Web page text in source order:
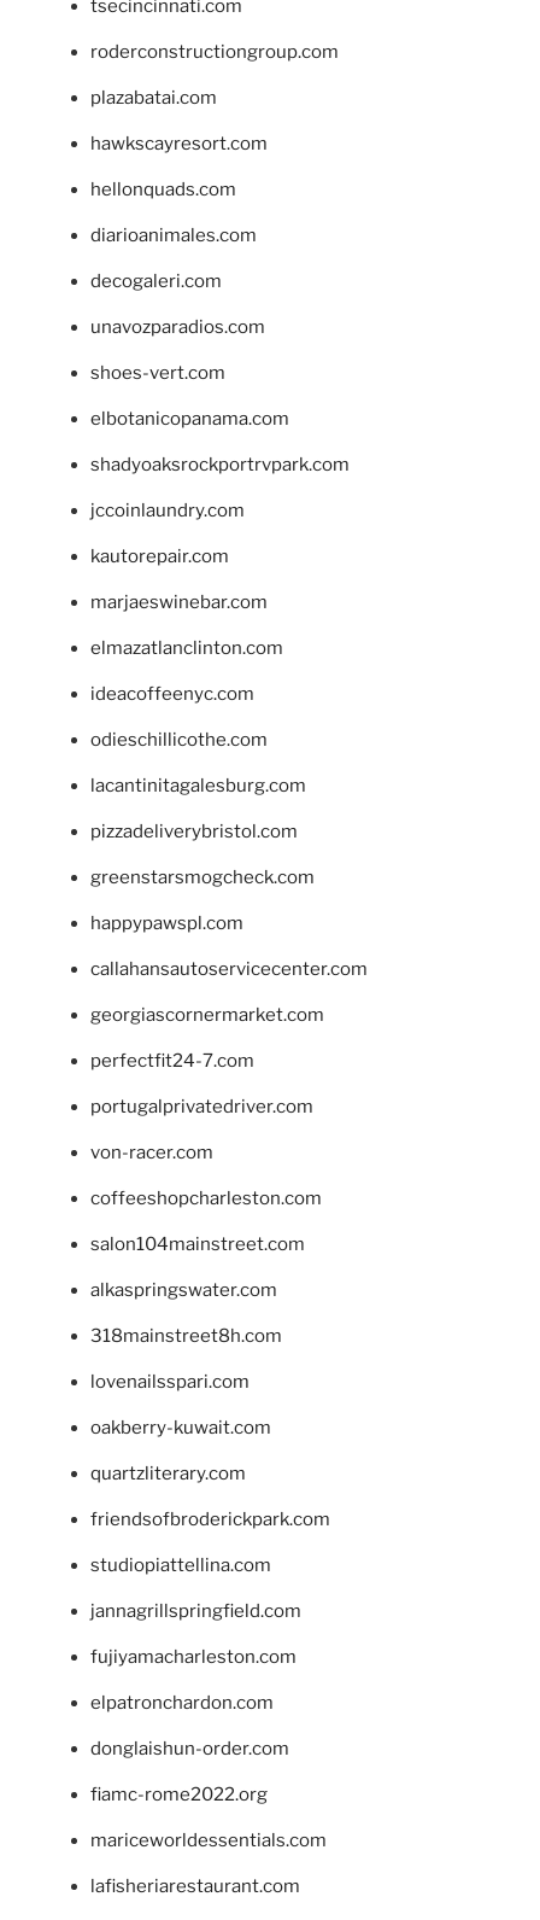
tsecincinnati.com
roderconstructiongroup.com
plazabatai.com
hawkscayresort.com
hellonquads.com
diarioanimales.com
decogaleri.com
unavozparadios.com
shoes-vert.com
elbotanicopanama.com
shadyoaksrockportrvpark.com
jccoinlaundry.com
kautorepair.com
marjaeswinebar.com
elmazatlanclinton.com
ideacoffeenyc.com
odieschillicothe.com
lacantinitagalesburg.com
pizzadeliverybristol.com
greenstarsmogcheck.com
happypawspl.com
callahansautoservicecenter.com
georgiascornermarket.com
perfectfit24-7.com
portugalprivatedriver.com
von-racer.com
coffeeshopcharleston.com
salon104mainstreet.com
alkaspringswater.com
318mainstreet8h.com
lovenailsspari.com
oakberry-kuwait.com
quartzliterary.com
friendsofbroderickpark.com
studiopiattellina.com
jannagrillspringfield.com
fujiyamacharleston.com
elpatronchardon.com
donglaishun-order.com
fiamc-rome2022.org
mariceworldessentials.com
lafisheriarestaurant.com